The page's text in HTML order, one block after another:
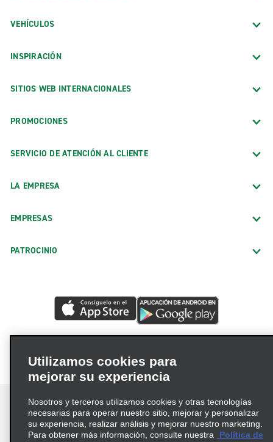
VEHÍCULOS
INSPIRACIÓN
SITIOS WEB INTERNACIONALES
PROMOCIONES
SERVICIO DE ATENCIÓN AL CLIENTE
LA EMPRESA
EMPRESAS
PATROCINIO
Utilizamos cookies para
mejorar su experiencia
Nosotros y terceros utilizamos cookies y otras tecnologías
necesarias para operar nuestro sitio, mejorar y personalizar
su experiencia, realizar análisis y mejorar nuestro marketing.
Para obtener más información, consulte nuestra
Política de